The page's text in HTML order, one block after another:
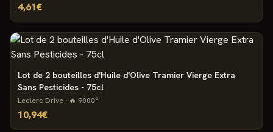
4,61€
Lot de 2 bouteilles d'Huile d'Olive Tramier Vierge Extra
Sans Pesticides - 75cl
Leclerc Drive · 🔥 9000°
10,94€